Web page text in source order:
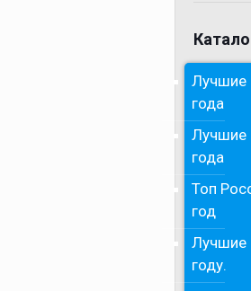
Лучшие
года
Лучшие
года
Топ
год
Лучшие
году.